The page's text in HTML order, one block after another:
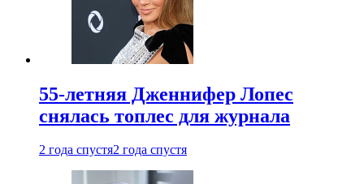
55-летняя Дженнифер Лопес
снялась топлес для журнала
2 года спустя2 года спустя